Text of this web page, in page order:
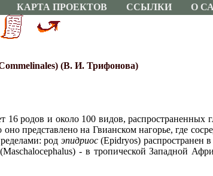
КАРТА ПРОЕКТОВ ССЫЛКИ О
(В. И. Трифонова)
16 родов и около 100 видов, распространенных
представлено на Гвианском нагорье, где
род эпидриос(Epidryos) распространен
- в тропической Западной